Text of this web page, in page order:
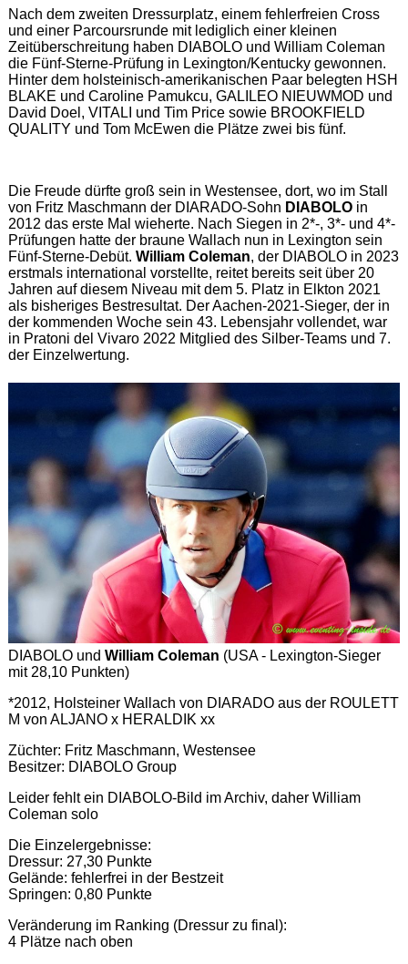
Nach dem zweiten Dressurplatz, einem fehlerfreien Cross
und einer Parcoursrunde mit lediglich einer kleinen
Zeitüberschreitung haben DIABOLO und William Coleman
die Fünf-Sterne-Prüfung in Lexington/Kentucky gewonnen.
Hinter dem holsteinisch-amerikanischen Paar belegten HSH
BLAKE und Caroline Pamukcu, GALILEO NIEUWMOD und
David Doel, VITALI und Tim Price sowie BROOKFIELD
QUALITY und Tom McEwen die Plätze zwei bis fünf.
Die Freude dürfte groß sein in Westensee, dort, wo im Stall
von Fritz Maschmann der DIARADO-Sohn DIABOLOin
2012 das erste Mal wieherte. Nach Siegen in 2*-, 3*- und 4*-
Prüfungen hatte der braune Wallach nun in Lexington sein
Fünf-Sterne-Debüt. William Coleman, der DIABOLO in 2023
erstmals international vorstellte, reitet bereits seit über 20
Jahren auf diesem Niveau mit dem 5. Platz in Elkton 2021
als bisheriges Bestresultat. Der Aachen-2021-Sieger, der in
der kommenden Woche sein 43. Lebensjahr vollendet, war
in Pratoni del Vivaro 2022 Mitglied des Silber-Teams und 7.
der Einzelwertung.
DIABOLO und William Coleman (USA - Lexington-Sieger
mit 28,10 Punkten)
*2012, Holsteiner Wallach von DIARADO aus der ROULETT
M von ALJANO x HERALDIK xx
Züchter: Fritz Maschmann, Westensee
Besitzer: DIABOLO Group
Leider fehlt ein DIABOLO-Bild im Archiv, daher William
Coleman solo
Die Einzelergebnisse:
Dressur: 27,30 Punkte
Gelände: fehlerfrei in der Bestzeit
Springen: 0,80 Punkte
Veränderung im Ranking (Dressur zu final):
4 Plätze nach oben